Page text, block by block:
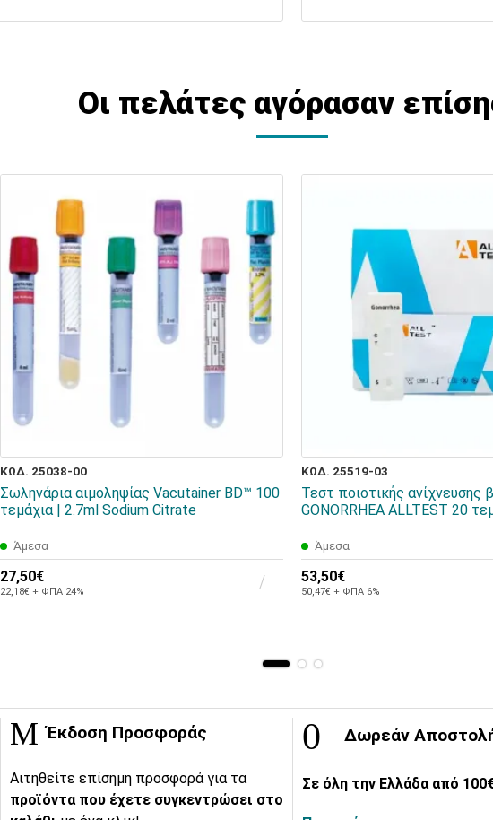
Οι πελάτες αγόρασαν
ΚΩΔ. 25038-00
Σωληνάρια αιμοληψίας Vacutainer BD™ 100
τεμάχια | 2.7ml Sodium Citrate
Άμεσα
27,50€
22,18€ + ΦΠΑ 24%
ΚΩΔ. 25519-03
Τεστ ποιοτικής ανίχνευσης
GONORRHEA ALLTEST 20
Άμεσα
53,50€
50,47€ + ΦΠΑ 6%
Έκδοση Προσφοράς
Αιτηθείτε επίσημη προσφορά για τα
προϊόντα που έχετε συγκεντρώσει στο
Δωρεάν
Σε όλη την Ελλάδα από